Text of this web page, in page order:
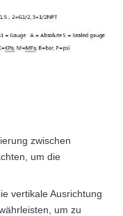
zwischen
um die
vertikale Ausrichtung
um zu